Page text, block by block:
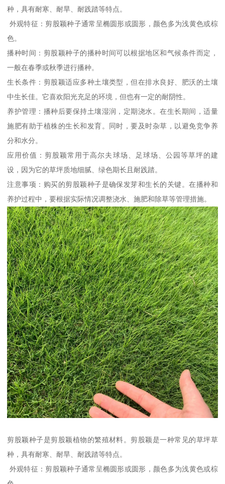
种，具有耐寒、耐旱、耐践踏等特点。
外观特征：剪股颖种子通常呈椭圆形或圆形，颜色多为浅黄色或棕
色。
播种时间：剪股颖种子的播种时间可以根据地区和气候条件而定，
一般在春季或秋季进行播种。
生长条件：剪股颖适应多种土壤类型，但在排水良好、肥沃的土壤
中生长佳。它喜欢阳光充足的环境，但也有一定的耐阴性。
养护管理：播种后要保持土壤湿润，定期浇水。在生长期间，适量
施肥有助于植株的生长和发育。同时，要及时杂草，以避免竞争养
分和水分。
应用价值：剪股颖常用于高尔夫球场、足球场、公园等草坪的建
设，因为它的草坪质地细腻、绿色期长且耐践踏。
注意事项：购买的剪股颖种子是确保发芽和生长的关键。在播种和
养护过程中，要根据实际情况调整浇水、施肥和除草等管理措施。
剪股颖种子是剪股颖植物的繁殖材料。剪股颖是一种常见的草坪草
种，具有耐寒、耐旱、耐践踏等特点。
外观特征：剪股颖种子通常呈椭圆形或圆形，颜色多为浅黄色或棕